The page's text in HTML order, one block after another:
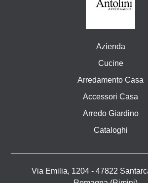
Azienda
Cucine
Arredamento Casa
Accessori Casa
Arredo Giardino
Cataloghi
Via Emilia, 1204 - 47822